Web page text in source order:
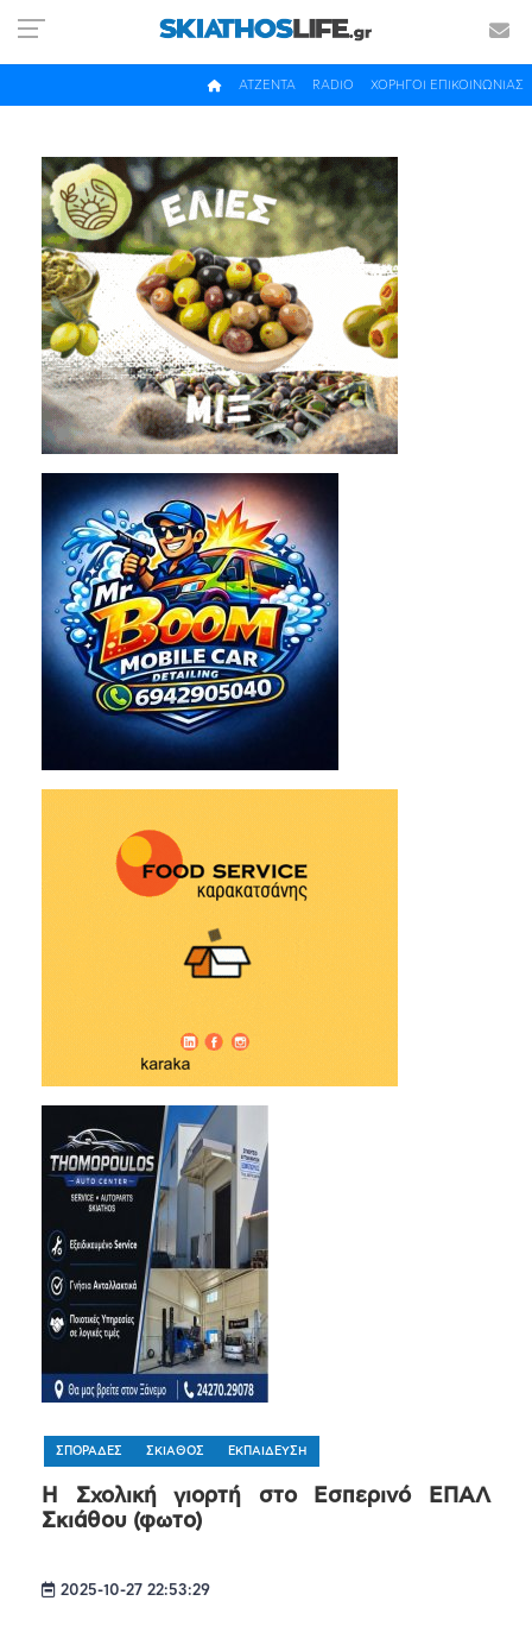
ΧΟΡΗΓΟΙ ΕΠΙΚΟΙΝΩΝΙΑΣ
RADIO
ΑΤΖΕΝΤΑ
ΣΠΟΡΑΔΕΣ ΣΚΙΑΘΟΣ ΕΚΠΑΙΔΕΥΣΗ
Η Σχολική γιορτή στο Εσπερινό ΕΠΑΛ
Σκιάθου (φωτο)
2025-10-27 22:53:29